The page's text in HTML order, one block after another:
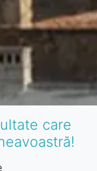
care